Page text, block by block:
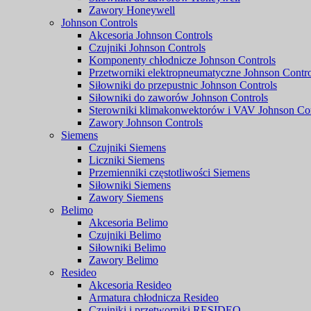
Zawory Honeywell
Johnson Controls
Akcesoria Johnson Controls
Czujniki Johnson Controls
Komponenty chłodnicze Johnson Controls
Przetworniki elektropneumatyczne Johnson
Siłowniki do przepustnic Johnson Controls
Siłowniki do zaworów Johnson Controls
Sterowniki klimakonwektorów i VAV Johnson
Zawory Johnson Controls
Siemens
Czujniki Siemens
Liczniki Siemens
Przemienniki częstotliwości Siemens
Siłowniki Siemens
Zawory Siemens
Belimo
Akcesoria Belimo
Czujniki Belimo
Siłowniki Belimo
Zawory Belimo
Resideo
Akcesoria Resideo
Armatura chłodnicza Resideo